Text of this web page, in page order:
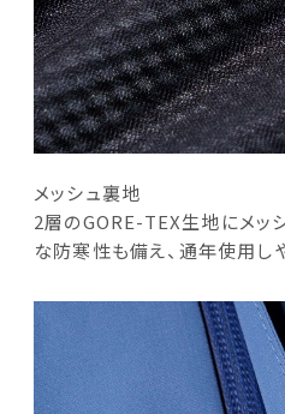
メッシュ裏地
2層のGORE-TEX生地にメッ
な防寒性も備え、通年使用し